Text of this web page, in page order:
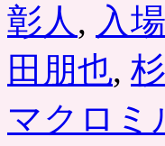
彰人 , 入
田朋也,
マクロミ